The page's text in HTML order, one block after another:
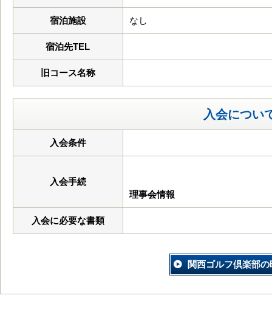
宿泊施設 なし
宿泊先TEL
旧コース名称
入会につい
入会条件
入会手続
理事会情報
入会に必要な書類
関西ゴルフ倶楽部